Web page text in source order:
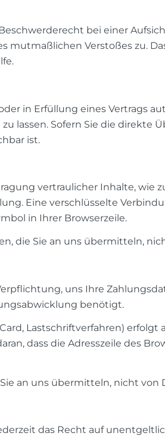
bei einer
mutmaßlichen Verstoßes zu.
in Erfüllung eines Vertrags
lassen. Sofern Sie die direkte
ist.
vertraulicher Inhalte, wie
Eine verschlüsselte
in Ihrer Browserzeile.
die Sie an uns übermitteln,
uns Ihre
benötigt.
Lastschriftverfahren) erfolgt
dass die Adresszeile des
an uns übermitteln, nicht
das Recht auf